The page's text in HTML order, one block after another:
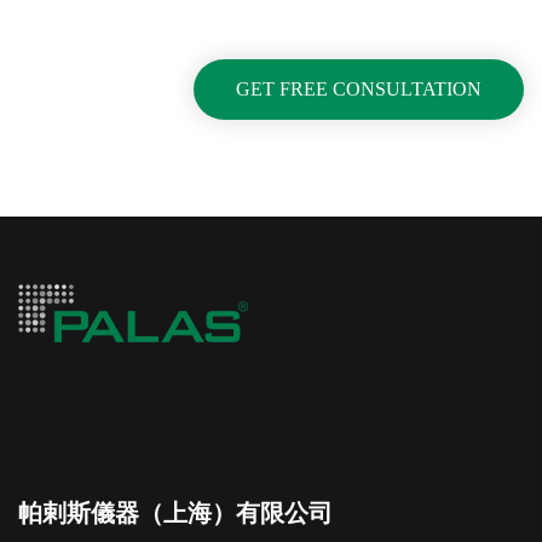
GET FREE CONSULTATION
帕剌斯儀器（上海）有限公司